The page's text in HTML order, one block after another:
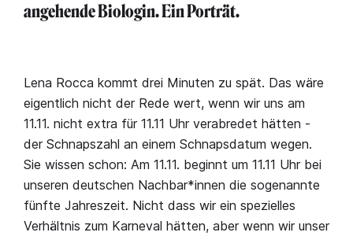
angehende Biologin. Ein Porträt.
Lena Rocca kommt drei Minuten zu spät. Das wäre
eigentlich nicht der Rede wert, wenn wir uns am
11.11. nicht extra für 11.11 Uhr verabredet hätten -
der Schnapszahl an einem Schnapsdatum wegen.
Sie wissen schon: Am 11.11. beginnt um 11.11 Uhr bei
unseren deutschen Nachbar*innen die sogenannte
fünfte Jahreszeit. Nicht dass wir ein spezielles
Verhältnis zum Karneval hätten, aber wenn wir unser